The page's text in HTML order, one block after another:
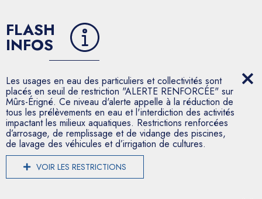
FLASH
INFOS
Les usages en eau des particuliers et collectivités sont
placés en seuil de restriction "ALERTE RENFORCÉE" sur
Mûrs-Érigné. Ce niveau d'alerte appelle à la réduction de
tous les prélèvements en eau et l'interdiction des activités
impactant les milieux aquatiques. Restrictions renforcées
d’arrosage, de remplissage et de vidange des piscines,
de lavage des véhicules et d’irrigation de cultures.
VOIR LES RESTRICTIONS